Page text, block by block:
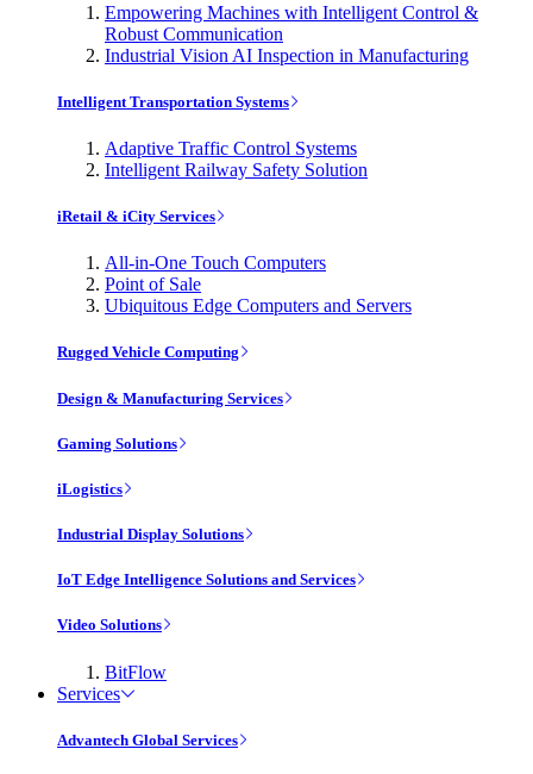
Empowering Machines with Intelligent Control &
Robust Communication
Industrial Vision AI Inspection in Manufacturing
Intelligent Transportation Systems
Adaptive Traffic Control Systems
Intelligent Railway Safety Solution
iRetail & iCity Services
All-in-One Touch Computers
Point of Sale
Ubiquitous Edge Computers and Servers
Rugged Vehicle Computing
Design & Manufacturing Services
Gaming Solutions
iLogistics
Industrial Display Solutions
IoT Edge Intelligence Solutions and Services
Video Solutions
BitFlow
Services
Advantech Global Services